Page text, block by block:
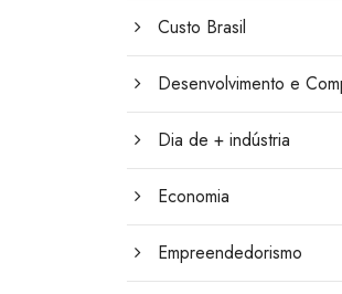
Custo Brasil
Desenvolvimento e
Dia de + indústria
Economia
Empreendedorismo